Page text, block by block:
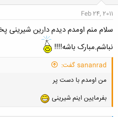
Feb 24, 2011
سلام منم اومدم دیدم دارین شیرینی
نباشم.مبارک باشه!!!!
sananrad گفت:
من اومدم با دست پر
بفرمایین اینم شیرینی